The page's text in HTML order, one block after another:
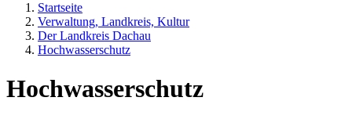
Startseite
Verwaltung, Landkreis, Kultur
Der Landkreis Dachau
Hochwasserschutz
Hochwasserschutz